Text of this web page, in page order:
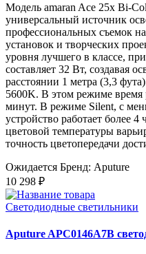
Модель amaran Ace 25x Bi-
универсальный источник
профессиональных съемок
установок и творческих
уровня лучшего в классе,
составляет 32 Вт, создавая
расстоянии 1 метра (3,3
5600K. В этом режиме время
минут. В режиме Silent, с
устройство работает более
цветовой температуры
точность цветопередачи
Ожидается Бренд: Aputure
10 298 ₽
Светодиодные светильники
Aputure APC0146A7B